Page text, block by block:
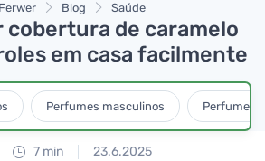
Ferwer Blog Saúde
cobertura de caramelo
em casa facilmente
Perfumes masculinos Perfumes
7 min 23.6.2025